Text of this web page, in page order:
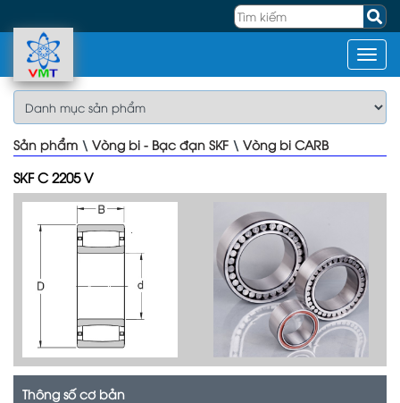
Sản phẩm \ Vòng bi - Bạc đạn SKF \ Vòng bi CARB
SKF C 2205 V
Thông số cơ bản